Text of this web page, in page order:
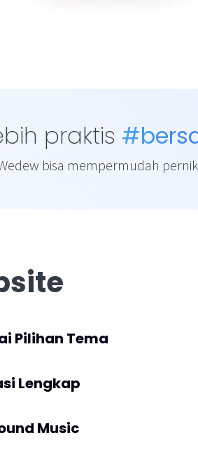
praktis
bisa mempermudah
Pilihan Tema
Lengkap
Music